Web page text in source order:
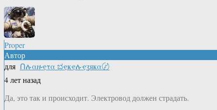
Proper
Автор
для Ոሉαዙҿτα ಭҿҝҿሉҿʓяҝα〄
4 лет назад
Да, это так и происходит. Электровод должен страдать.